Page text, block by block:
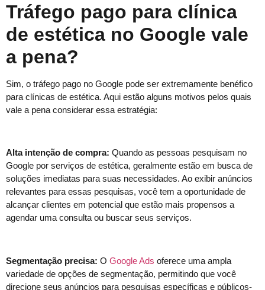
Tráfego pago para clínica
de estética no Google vale
a pena?
Sim, o tráfego pago no Google pode ser extremamente benéfico
para clínicas de estética. Aqui estão alguns motivos pelos quais
vale a pena considerar essa estratégia:
Alta intenção de compra: Quando as pessoas pesquisam no
Google por serviços de estética, geralmente estão em busca de
soluções imediatas para suas necessidades. Ao exibir anúncios
relevantes para essas pesquisas, você tem a oportunidade de
alcançar clientes em potencial que estão mais propensos a
agendar uma consulta ou buscar seus serviços.
Segmentação precisa: O Google Ads oferece uma ampla
variedade de opções de segmentação, permitindo que você
direcione seus anúncios para pesquisas específicas e públicos-